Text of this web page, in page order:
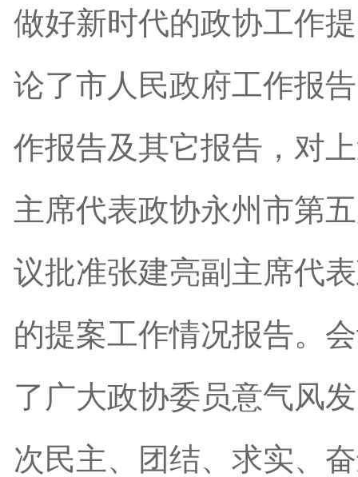
做好新时代的政协工作
论了市人民政府工作报
作报告及其它报告，对
主席代表政协永州市第
议批准张建亮副主席代
的提案工作情况报告。
了广大政协委员意气风
次民主、团结、求实、